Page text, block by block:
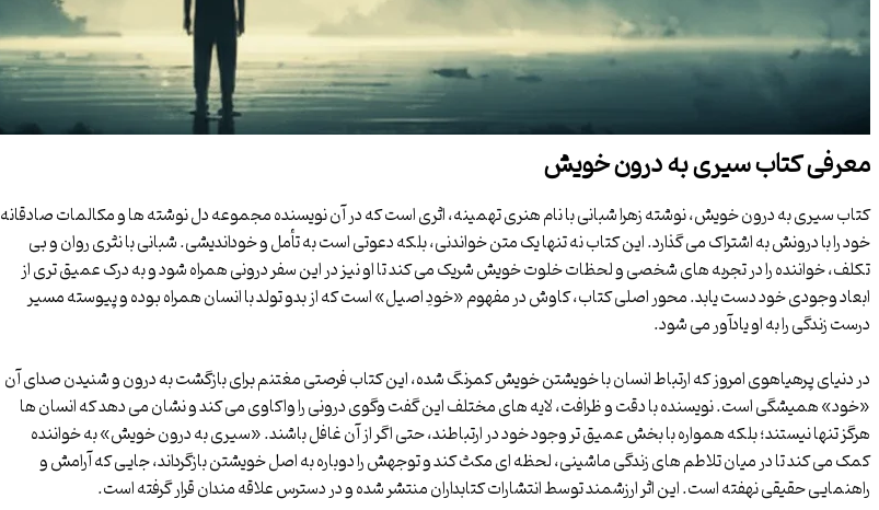
معرفی کتاب سیری به درون خویش
کتاب سیری به درون خویش، نوشته زهرا شبانی با نام هنری تهمینه، اثری است که در آن نویسنده مجموعه دل نوشته ها و مکالمات صادقانه
خود را با درونش به اشتراک می گذارد. این کتاب نه تنها یک متن خواندنی، بلکه دعوتی است به تأمل و خوداندیشی. شبانی با نثری روان و بی
تکلف، خواننده را در تجربه های شخصی و لحظات خلوت خویش شریک می کند تا او نیز در این سفر درونی همراه شود و به درک عمیق تری از
ابعاد وجودی خود دست یابد. محور اصلی کتاب، کاوش در مفهوم «خودِ اصیل» است که از بدو تولد با انسان همراه بوده و پیوسته مسیر
درست زندگی را به او یادآور می شود.
در دنیای پرهیاهوی امروز که ارتباط انسان با خویشتن خویش کمرنگ شده، این کتاب فرصتی مغتنم برای بازگشت به درون و شنیدن صدای آن
«خود» همیشگی است. نویسنده با دقت و ظرافت، لایه های مختلف این گفت وگوی درونی را واکاوی می کند و نشان می دهد که انسان ها
هرگز تنها نیستند؛ بلکه همواره با بخش عمیق تر وجود خود در ارتباطند، حتی اگر از آن غافل باشند. «سیری به درون خویش» به خواننده
کمک می کند تا در میان تلاطم های زندگی ماشینی، لحظه ای مکث کند و توجهش را دوباره به اصل خویشتن بازگرداند، جایی که آرامش و
راهنمایی حقیقی نهفته است. این اثر ارزشمند توسط انتشارات کتابداران منتشر شده و در دسترس علاقه مندان قرار گرفته است.